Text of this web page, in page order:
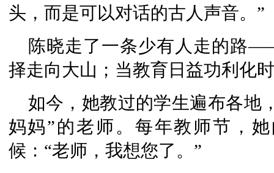
头，而是可以对话的古人声音。”
陈晓走了一条少有人走的路
择走向大山；当教育日益功利化
如今，她教过的学生遍布各地
妈妈”的老师。每年教师节，
候：“老师，我想您了。”